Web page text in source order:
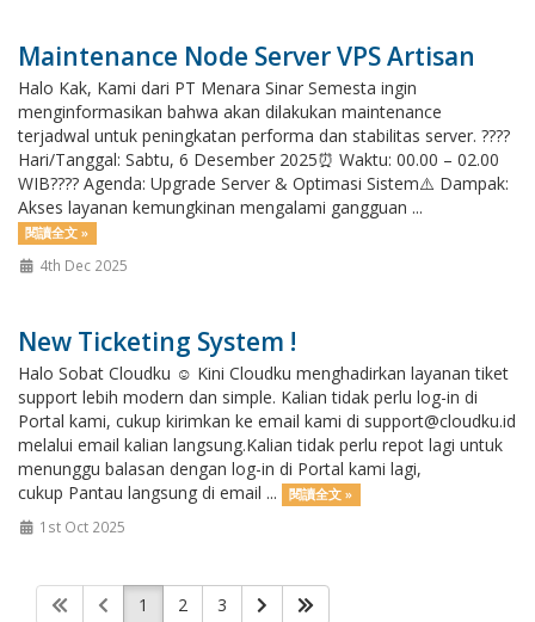
Maintenance Node Server VPS Artisan
Halo Kak, Kami dari PT Menara Sinar Semesta ingin
menginformasikan bahwa akan dilakukan maintenance
terjadwal untuk peningkatan performa dan stabilitas server. ????
Hari/Tanggal: Sabtu, 6 Desember 2025⏰ Waktu: 00.00 – 02.00
WIB???? Agenda: Upgrade Server & Optimasi Sistem⚠️ Dampak:
Akses layanan kemungkinan mengalami gangguan ...
閱讀全文 »
4th Dec 2025
New Ticketing System !
Halo Sobat Cloudku ☺️ Kini Cloudku menghadirkan layanan tiket
support lebih modern dan simple. Kalian tidak perlu log-in di
Portal kami, cukup kirimkan ke email kami di support@cloudku.id
melalui email kalian langsung.Kalian tidak perlu repot lagi untuk
menunggu balasan dengan log-in di Portal kami lagi,
cukup Pantau langsung di email ...
閱讀全文 »
1st Oct 2025
1 2 3